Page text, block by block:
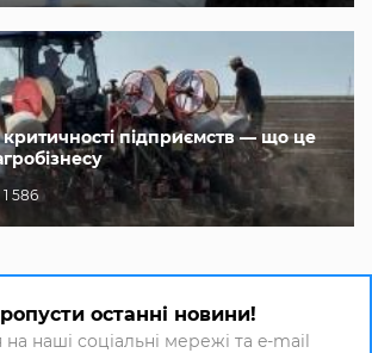
критичності підприємств — що це
1 586
останні новини!
на наші соціальні мережі та e-mail